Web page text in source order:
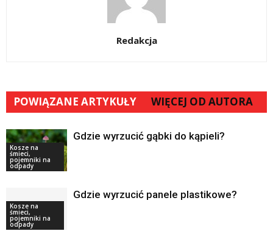
Redakcja
POWIĄZANE ARTYKUŁY WIĘCEJ OD AUTORA
Kosze na
śmieci,
pojemniki na
odpady
Gdzie wyrzucić gąbki do kąpieli?
Kosze na
śmieci,
pojemniki na
odpady
Gdzie wyrzucić panele plastikowe?